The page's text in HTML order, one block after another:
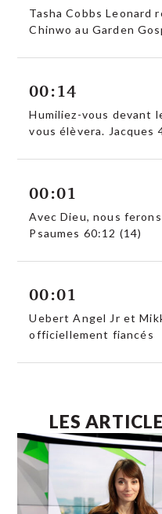
Tasha Cobbs Leonard
Chinwo au Garden
00:14
Humiliez-vous devant
vous élèvera. Jacques
00:01
Avec Dieu, nous
Psaumes 60:12 (14)
00:01
Uebert Angel Jr et
officiellement fiancés
LES